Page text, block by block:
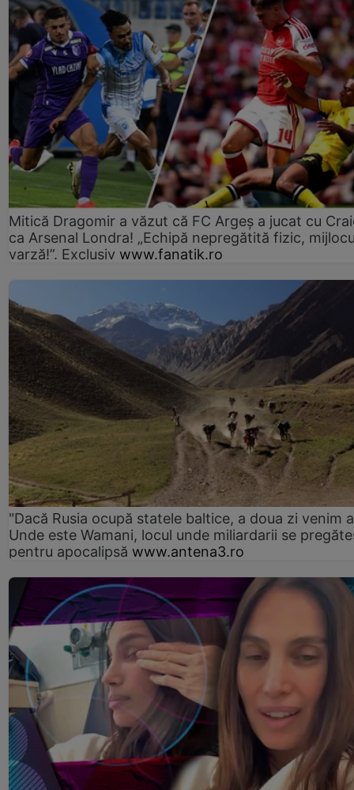
Mitică Dragomir a văzut că FC Argeș a jucat cu
ca Arsenal Londra! „Echipă nepregătită fizic,
varză!”. Exclusiv www.fanatik.ro
"Dacă Rusia ocupă statele baltice, a doua zi venim
Unde este Wamani, locul unde miliardarii se
pentru apocalipsă www.antena3.ro